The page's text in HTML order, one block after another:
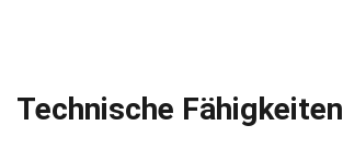
Technische Fähigkeiten